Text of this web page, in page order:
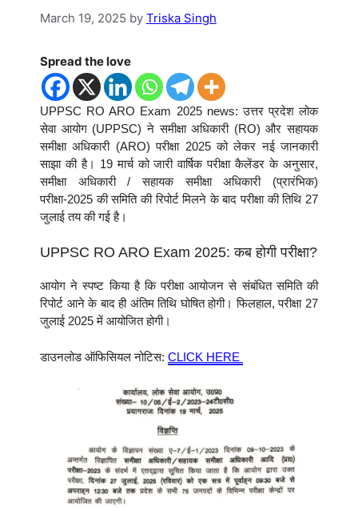
March 19, 2025 by Triska Singh
Spread the love
UPPSC RO ARO Exam 2025 news: उत्तर प्रदेश लोक
सेवा आयोग (UPPSC) ने समीक्षा अधिकारी (RO) और सहायक
समीक्षा अधिकारी (ARO) परीक्षा 2025 को लेकर नई जानकारी
साझा की है। 19 मार्च को जारी वार्षिक परीक्षा कैलेंडर के अनुसार,
समीक्षा अधिकारी / सहायक समीक्षा अधिकारी (प्रारंभिक)
परीक्षा-2025 की समिति की रिपोर्ट मिलने के बाद परीक्षा की तिथि 27
जुलाई तय की गई है।
UPPSC RO ARO Exam 2025: कब होगी परीक्षा?
आयोग ने स्पष्ट किया है कि परीक्षा आयोजन से संबंधित समिति की
रिपोर्ट आने के बाद ही अंतिम तिथि घोषित होगी। फिलहाल, परीक्षा 27
जुलाई 2025 में आयोजित होगी।
डाउनलोड ऑफिसियल नोटिस: CLICK HERE